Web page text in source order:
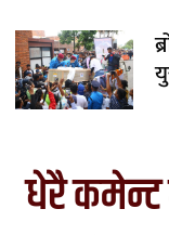
धेरै कमेन्ट